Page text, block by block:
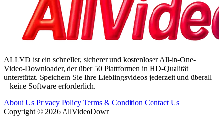
ALLVD ist ein schneller, sicherer und kostenloser All-in-One-
Video-Downloader, der über 50 Plattformen in HD-Qualität
unterstützt. Speichern Sie Ihre Lieblingsvideos jederzeit und überall
– keine Software erforderlich.
About Us Privacy Policy Terms & Condition Contact Us
Copyright © 2026 AllVideoDown